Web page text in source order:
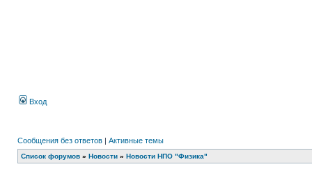
Вход
Сообщения без ответов | Активные темы
Список форумов » Новости » Новости НПО "Физика"